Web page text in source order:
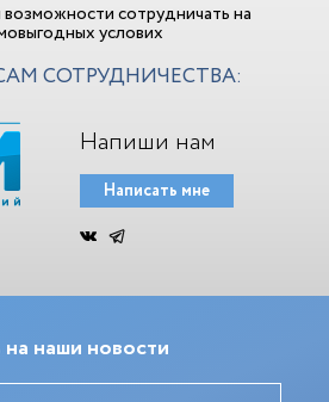
сотрудничать на
услових
СОТРУДНИЧЕСТВА:
Напиши нам
Написать мне
на наши новости